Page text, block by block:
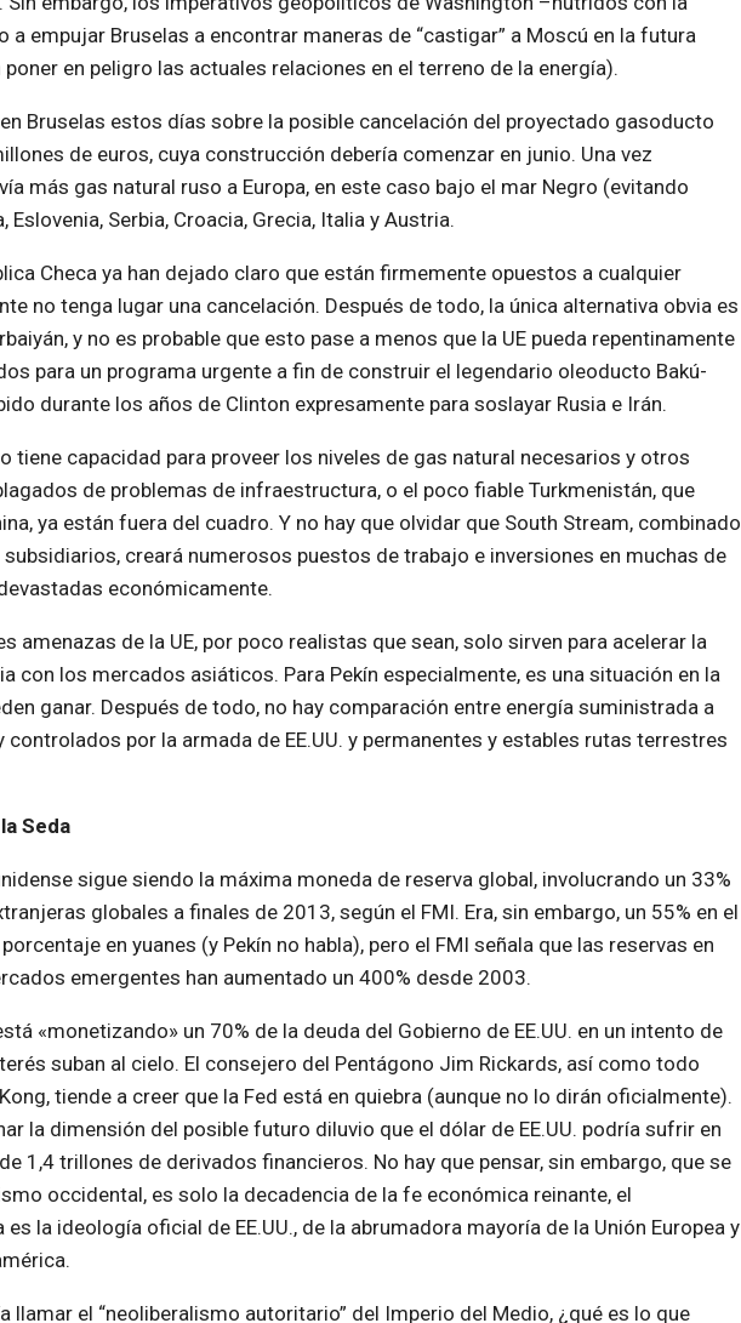
a empujar Bruselas a encontrar maneras de “castigar” a Moscú en la futura
en peligro las actuales relaciones en el terreno de la energía).
Bruselas estos días sobre la posible cancelación del proyectado gasoducto
de euros, cuya construcción debería comenzar en junio. Una vez
más gas natural ruso a Europa, en este caso bajo el mar Negro (evitando
Eslovenia, Serbia, Croacia, Grecia, Italia y Austria.
Checa ya han dejado claro que están firmemente opuestos a cualquier
no tenga lugar una cancelación. Después de todo, la única alternativa obvia es
y no es probable que esto pase a menos que la UE pueda repentinamente
para un programa urgente a fin de construir el legendario oleoducto Bakú-
durante los años de Clinton expresamente para soslayar Rusia e Irán.
tiene capacidad para proveer los niveles de gas natural necesarios y otros
de problemas de infraestructura, o el poco fiable Turkmenistán, que
ya están fuera del cuadro. Y no hay que olvidar que South Stream, combinado
creará numerosos puestos de trabajo e inversiones en muchas de
económicamente.
amenazas de la UE, por poco realistas que sean, solo sirven para acelerar la
con los mercados asiáticos. Para Pekín especialmente, es una situación en la
ganar. Después de todo, no hay comparación entre energía suministrada a
por la armada de EE.UU. y permanentes y estables rutas terrestres
Seda
sigue siendo la máxima moneda de reserva global, involucrando un 33%
globales a finales de 2013, según el FMI. Era, sin embargo, un 55% en el
en yuanes (y Pekín no habla), pero el FMI señala que las reservas en
emergentes han aumentado un 400% desde 2003.
«monetizando» un 70% de la deuda del Gobierno de EE.UU. en un intento de
suban al cielo. El consejero del Pentágono Jim Rickards, así como todo
tiende a creer que la Fed está en quiebra (aunque no lo dirán oficialmente).
la dimensión del posible futuro diluvio que el dólar de EE.UU. podría sufrir en
1,4 trillones de derivados financieros. No hay que pensar, sin embargo, que se
occidental, es solo la decadencia de la fe económica reinante, el
la ideología oficial de EE.UU., de la abrumadora mayoría de la Unión Europea y
llamar el “neoliberalismo autoritario” del Imperio del Medio, ¿qué es lo que